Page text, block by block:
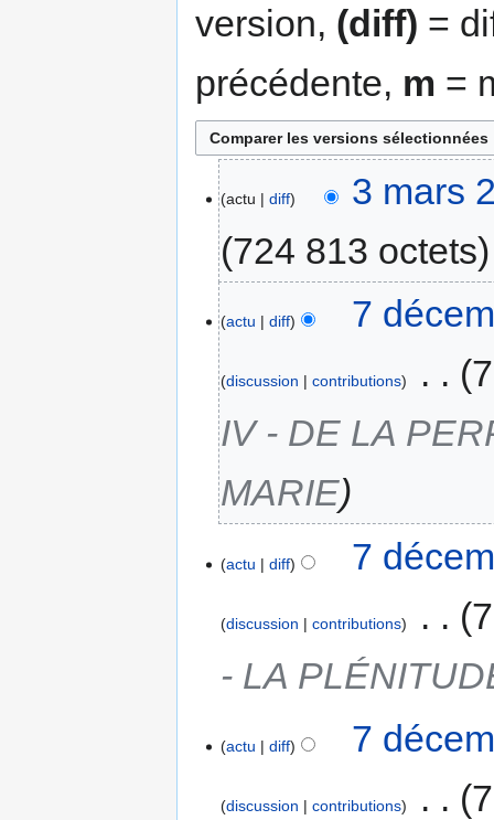
version, (diff) =
précédente, m =
actu diff
3 mars
724 813 octets
actu diff 7
discussion contributions
IV - DE LA
MARIE
actu diff 7
discussion contributions
- LA
actu diff 7
discussion contributions